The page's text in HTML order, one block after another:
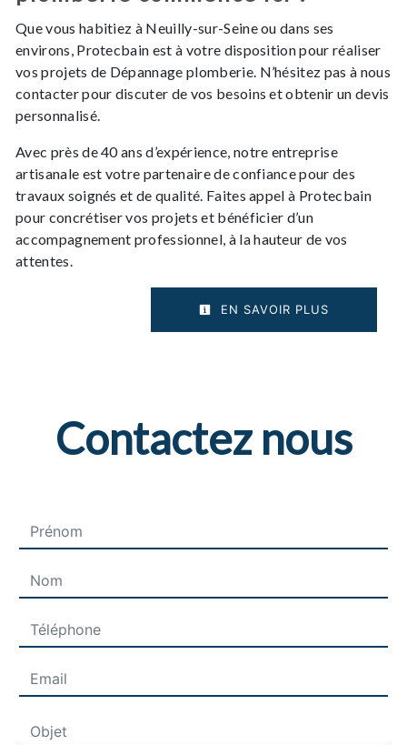
Que vous habitiez à Neuilly-sur-Seine ou dans ses
environs, Protecbain est à votre disposition pour réaliser
vos projets de Dépannage plomberie. N’hésitez pas à nous
contacter pour discuter de vos besoins et obtenir un devis
personnalisé.
Avec près de 40 ans d’expérience, notre entreprise
artisanale est votre partenaire de confiance pour des
travaux soignés et de qualité. Faites appel à Protecbain
pour concrétiser vos projets et bénéficier d’un
accompagnement professionnel, à la hauteur de vos
attentes.
EN SAVOIR PLUS
Contactez nous